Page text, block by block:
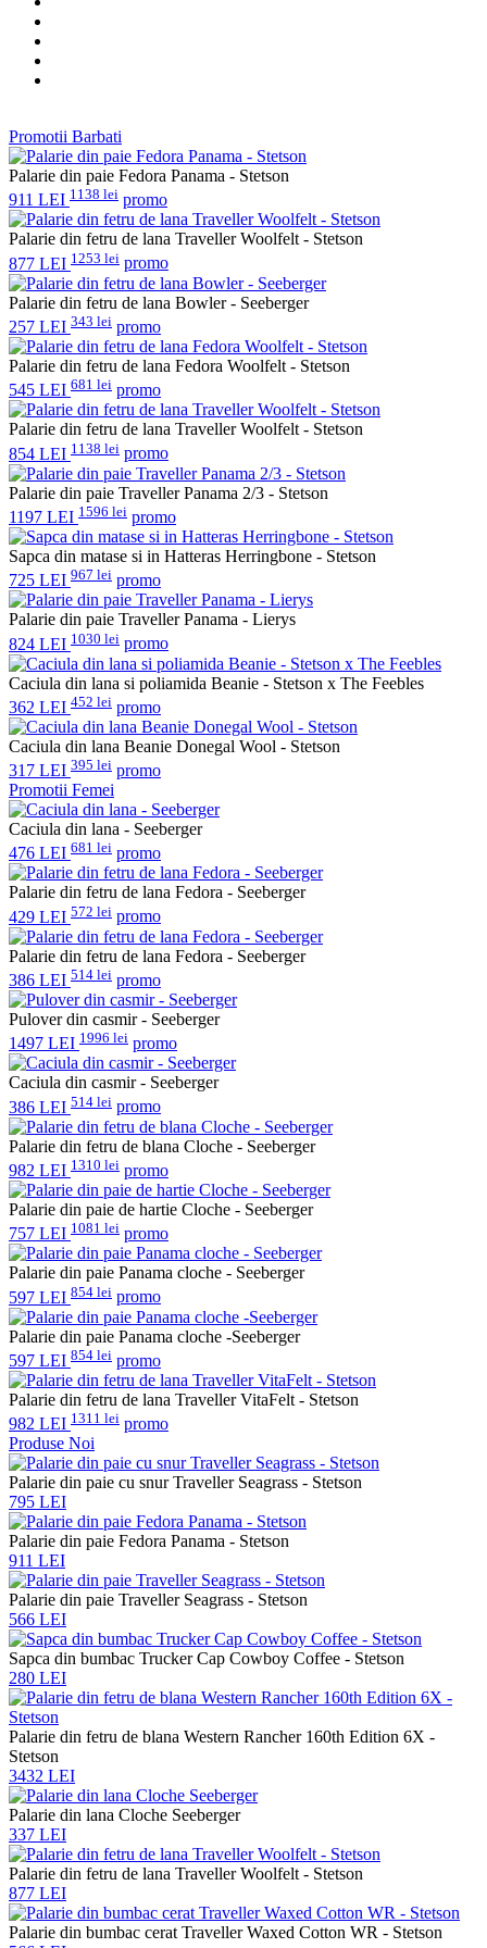
Promotii Barbati
Palarie din paie Fedora Panama - Stetson
911 LEI 1138 lei promo
Palarie din fetru de lana Traveller Woolfelt - Stetson
877 LEI 1253 lei promo
Palarie din fetru de lana Bowler - Seeberger
257 LEI 343 lei promo
Palarie din fetru de lana Fedora Woolfelt - Stetson
545 LEI 681 lei promo
Palarie din fetru de lana Traveller Woolfelt - Stetson
854 LEI 1138 lei promo
Palarie din paie Traveller Panama 2/3 - Stetson
1197 LEI 1596 lei promo
Sapca din matase si in Hatteras Herringbone - Stetson
725 LEI 967 lei promo
Palarie din paie Traveller Panama - Lierys
824 LEI 1030 lei promo
Caciula din lana si poliamida Beanie - Stetson x The Feebles
362 LEI 452 lei promo
Caciula din lana Beanie Donegal Wool - Stetson
317 LEI 395 lei promo
Promotii Femei
Caciula din lana - Seeberger
476 LEI 681 lei promo
Palarie din fetru de lana Fedora - Seeberger
429 LEI 572 lei promo
Palarie din fetru de lana Fedora - Seeberger
386 LEI 514 lei promo
Pulover din casmir - Seeberger
1497 LEI 1996 lei promo
Caciula din casmir - Seeberger
386 LEI 514 lei promo
Palarie din fetru de blana Cloche - Seeberger
982 LEI 1310 lei promo
Palarie din paie de hartie Cloche - Seeberger
757 LEI 1081 lei promo
Palarie din paie Panama cloche - Seeberger
597 LEI 854 lei promo
Palarie din paie Panama cloche -Seeberger
597 LEI 854 lei promo
Palarie din fetru de lana Traveller VitaFelt - Stetson
982 LEI 1311 lei promo
Produse Noi
Palarie din paie cu snur Traveller Seagrass - Stetson
795 LEI
Palarie din paie Fedora Panama - Stetson
911 LEI
Palarie din paie Traveller Seagrass - Stetson
566 LEI
Sapca din bumbac Trucker Cap Cowboy Coffee - Stetson
280 LEI
Palarie din fetru de blana Western Rancher 160th Edition 6X -
Stetson
3432 LEI
Palarie din lana Cloche Seeberger
337 LEI
Palarie din fetru de lana Traveller Woolfelt - Stetson
877 LEI
Palarie din bumbac cerat Traveller Waxed Cotton WR - Stetson